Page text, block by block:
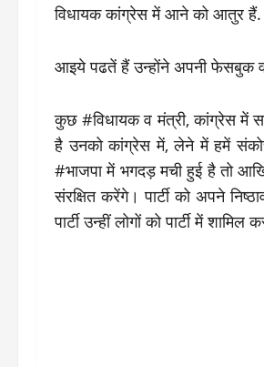
विधायक कांग्रेस में आने को आतुर हैं.
आइये पढतें हैं उन्होंने अपनी फेसबुक
कुछ #विधायक व मंत्री, कांग्रेस में
है उनको कांग्रेस में, लेने में हमें
#भाजपा में भगदड़ मची हुई है तो
संरक्षित करेंगे। पार्टी को अपने
पार्टी उन्हीं लोगों को पार्टी में